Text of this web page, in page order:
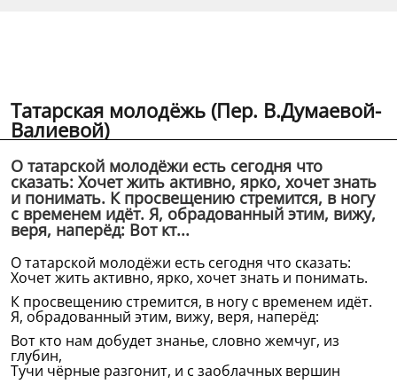
Татарская молодёжь (Пер. В.Думаевой-
Валиевой)
О татарской молодёжи есть сегодня что
сказать: Хочет жить активно, ярко, хочет знать
и понимать. К просвещению стремится, в ногу
с временем идёт. Я, обрадованный этим, вижу,
веря, наперёд: Вот кт...
О татарской молодёжи есть сегодня что сказать:
Хочет жить активно, ярко, хочет знать и понимать.
К просвещению стремится, в ногу с временем идёт.
Я, обрадованный этим, вижу, веря, наперёд:
Вот кто нам добудет знанье, словно жемчуг, из
глубин,
Тучи чёрные разгонит, и с заоблачных вершин